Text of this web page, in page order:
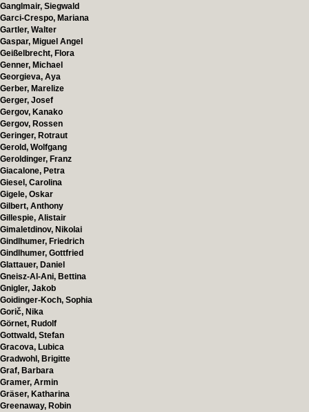
Ganglmair, Siegwald
Garci-Crespo, Mariana
Gartler, Walter
Gaspar, Miguel Angel
Geißelbrecht, Flora
Genner, Michael
Georgieva, Aya
Gerber, Marelize
Gerger, Josef
Gergov, Kanako
Gergov, Rossen
Geringer, Rotraut
Gerold, Wolfgang
Geroldinger, Franz
Giacalone, Petra
Giesel, Carolina
Gigele, Oskar
Gilbert, Anthony
Gillespie, Alistair
Gimaletdinov, Nikolai
Gindlhumer, Friedrich
Gindlhumer, Gottfried
Glattauer, Daniel
Gneisz-Al-Ani, Bettina
Gnigler, Jakob
Goidinger-Koch, Sophia
Gorič, Nika
Görnet, Rudolf
Gottwald, Stefan
Gracova, Lubica
Gradwohl, Brigitte
Graf, Barbara
Gramer, Armin
Gräser, Katharina
Greenaway, Robin